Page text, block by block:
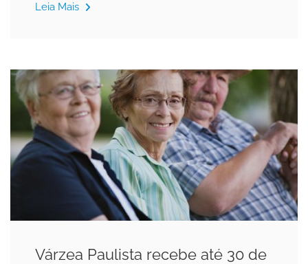
Leia Mais
Várzea Paulista recebe até 30 de